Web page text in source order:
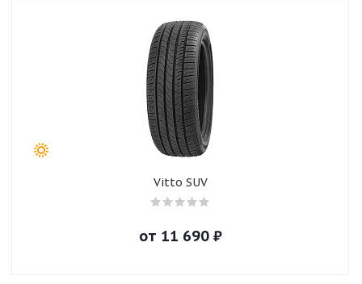
Vitto SUV
от 11 690₽